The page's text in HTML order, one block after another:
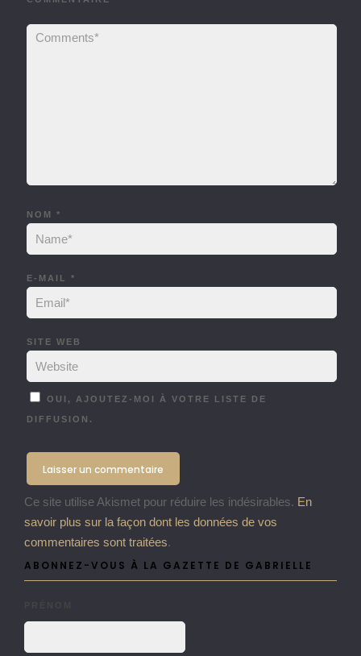
NOM *
E-MAIL *
SITE WEB
OUI, AJOUTEZ-MOI À VOTRE LISTE DE
DIFFUSION.
Ce site utilise Akismet pour réduire les indésirables. En
savoir plus sur la façon dont les données de vos
commentaires sont traitées.
ABONNEZ-VOUS À LA GAZETTE DE GABRIELLE